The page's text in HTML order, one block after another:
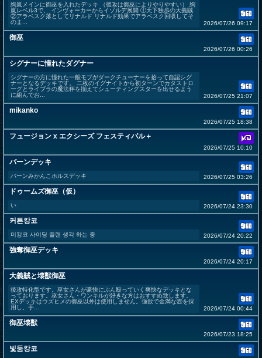
絢嵐メインに御巫を入れたデッキ （後攻は御巫によりやりやすい） 絢
嵐レベル3で、 インヴォーカーからイゾルデ展開 ①天下独歩の大義賊
②アラベスク落としてリナルド リナルド効果でアラベスク回収してそ
のま...
2026/07/26 09:17
御巫
2026/07/26 00:26
シグナーに憧れたダグナー
シグナーの方に憧れた一般モブがダークチューナーを拾って自認シグ
ナーとなるデッキです。 二枚のイグナイトから初ターンでカタストロ
ーグとライブラの魔法秤を揃えてシューティングスターを出せるよう
に組んでお...
2026/07/25 21:07
mikanko
2026/07/25 18:38
フュージョン x エクシーズ フェスティバル＋
2026/07/25 10:10
バーンデッキ
バーンみかんこホルスデッキ 2026/07/25 03:26
ドゥームズ御巫（仮）
い 2026/07/24 23:30
커튼캉코
미캉코 사이딩 플랜 생각 하는 중 2026/07/24 20:22
強奪御巫デッキ
2026/07/24 20:17
大義賊と壊獣御巫
後攻特化型です。巫女さんが豪快にぶん殴っていく爽快なデッキとな
っております。巫女さん・ワンキルが好きな方はおすすめ致します。
EXデッキはウズヒメの御巫以外は使用しません。強欲で金満な壺を採
用し、手...
2026/07/24 00:44
御巫壊獣
2026/07/23 18:25
빛둠캉코